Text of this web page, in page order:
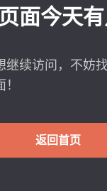
面今天有
继续访问，不妨
返回首页